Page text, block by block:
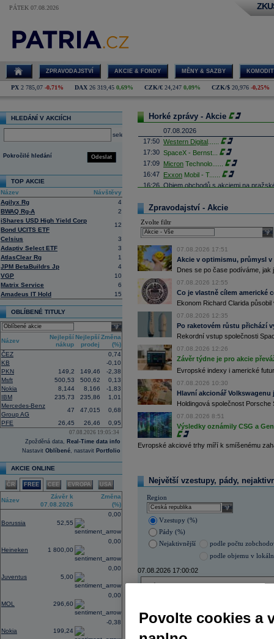
PÁTEK 07.08.2026
ZPRAVODAJSTVÍ AKCIE & FONDY MĚNY & SAZBY
PX 2 785,07 -0,71% DAX 26 319,45 0,69% CZK/€ 24,247 0,09% CZK/$ 20,976 -0,25%
HLEDÁNÍ V AKCIÍCH
select
Odeslat
Pokročilé hledání
TOP AKCIE
Název
Návštěvy
Agilyx Rg
4
BWAQ Rg-A
2
iShares USD High Yield Corp
Bond UCITS ETF
12
Celsius
3
Adaptiv Select ETF
3
AtlasClear Rg
1
JPM BetaBuildrs Jp
4
VGP
10
Matrix Service
6
Amadeus IT Hold
15
OBLÍBENÉ TITULY
select
Název
Nejlepší
nákup
Nejlepší
prodej
Změna
(%)
ČEZ
0,74
KB
-0,10
PKN
149,2 149,46
-2,38
Msft
500,53 500,62
0,13
Nokia
8,144 8,166
-1,83
IBM
235,73 235,86
1,01
Mercedes-Benz
Group AG
47 47,015
0,68
PFE
26,45 26,46 0,95
07.08.2026 19:05:34
Zpožděná data, Real-Time data info
Nastavit Oblíbené, nastavit Portfolio
AKCIE ONLINE
ČR FREE CEE EVROPA USA
Název
Závěr k
07.08.2026
Změna
(%)
Borussia 52,55
0,00
Heineken 1 800,00
0,00
Juventus 5,00
0,00
MOL 296,60
0,00
Nokia 199,24
-0,38
Horké zprávy - Akcie
07.08.2026
17:50 Western Digital
17:30 SpaceX - Bernst
17:09 Micron Technolo
16:47 Exxon Mobil - T......
16:26 Objem obchodů s akciemi na
16:23
Zvýšení výroby balistických střel
nějakou dobu potrvá. Agentuře
Armin Papperger. Společná výroba
doplnit arzenál Spojeným státům,
(ČTK)
16:07 Conocophillips ......
15:38 Zisky evropských firem s vysokou
vzrostly nejvíce od třetího čtvrtletí
energetických firem. S odkazem na
uvedla agentura Reuters. Dobré
oceli a chemického průmyslu (ČTK)
15:26 Cloudflare - JP......
15:05 Block - Bernste
14:49
Airbnb - JP Mor
......
14:24
Roche - Morgan ......
13:59 DHL - Bernstein
13:44 BAE Systems - M ...
13:04 Jedna z největších světových
procent v novém provozovateli
Nový společný podnik založí s
Bestsport O2 arenu a O2
investiční společnost, PPF dosud
Akciové podílové fondy za prvních
procenta, smíšené fondy 4,4
akciové fondy podle indexu přinesly
procenta a dluhopisové fondy 2,5
11:43 Novo Nordisk -...
Bestsport O2 arenu a O2
investiční společnost, PPF dosud
11:16 Porsche SE
se v pololetí propadla do čisté ztráty
Zároveň automobilkuVolkswagen
konkurenceschopnosti (ČTK)
11:02 Italy's Prysmia
Zpravodajství - Akcie
Zvolte filtr
07.08.2026 17:51
Akcie v optimismu, průmysl
Dnes se po čase podíváme,
07.08.2026 12:55
Co je vlastně cílem americké
Ekonom Richard Clarida
07.08.2026 12:35
Po raketovém růstu přichází
Rekordní vstup společnosti
07.08.2026 12:26
Závěr týdne je pro akcie
Evropské indexy i americké
07.08.2026 10:30
Hlavní akcionář
Holdingová společnost
07.08.2026 8:51
Výsledky oznámily CSG a
Evropské akciové trhy míří k smíšenému
Největší vzestupy, pády,
Region
select
Vzestupy (%)
Pády (%)
Nejaktivnější
podle počtu
podle objemu v
07.08.2026 17:00:02
ISIN
ERSTE BANK
Povolte cookies a